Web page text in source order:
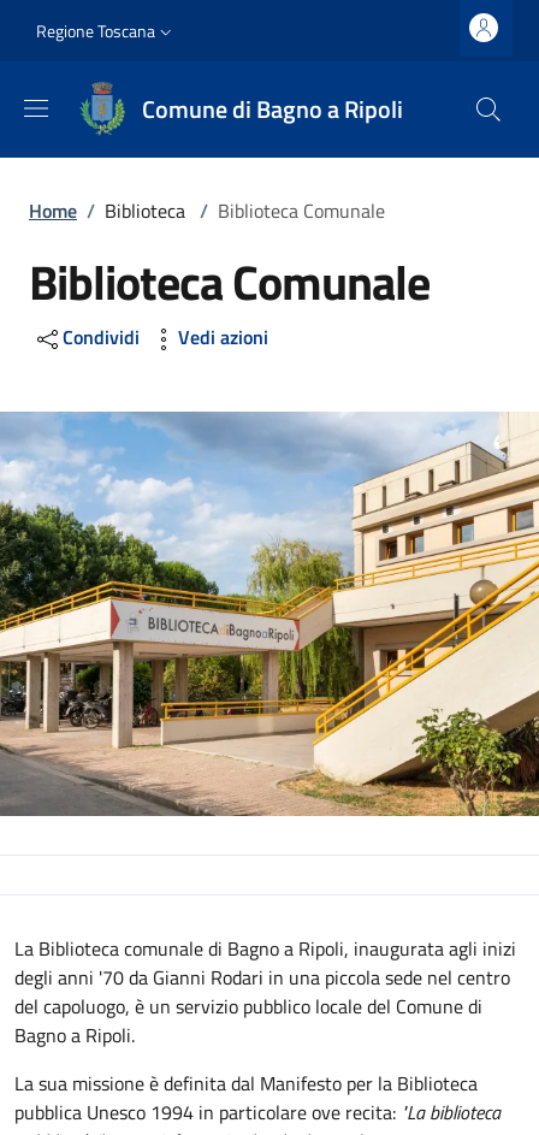
Slim top
Regione Toscana
Comune di Bagno a Ripoli
Briciole di pane
Home / Biblioteca / Biblioteca Comunale
Biblioteca Comunale
Condividi Vedi azioni
La Biblioteca comunale di Bagno a Ripoli, inaugurata agli inizi
degli anni '70 da Gianni Rodari in una piccola sede nel centro
del capoluogo, è un servizio pubblico locale del Comune di
Bagno a Ripoli.
La sua missione è definita dal Manifesto per la Biblioteca
pubblica Unesco 1994 in particolare ove recita: "La biblioteca